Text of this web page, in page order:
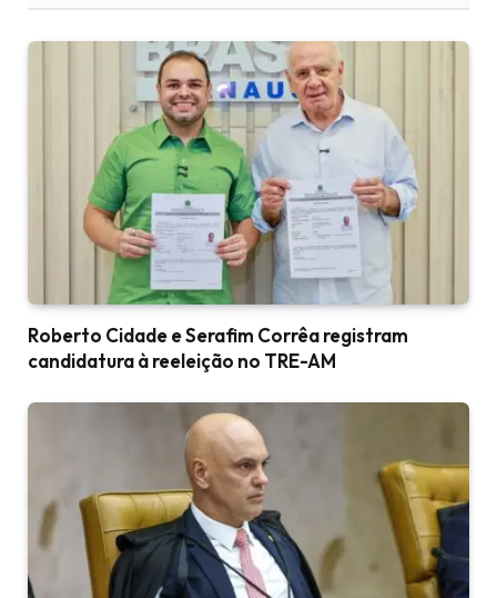
Roberto Cidade e Serafim Corrêa registram
candidatura à reeleição no TRE-AM